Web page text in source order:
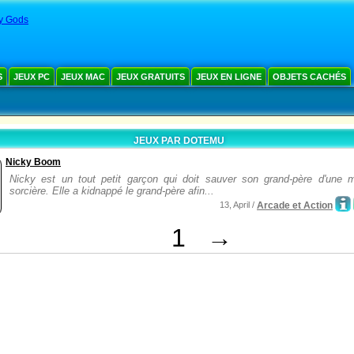
Gods
JEUX PC JEUX MAC JEUX GRATUITS JEUX EN LIGNE OBJETS CACHÉS
JEUX PAR DOTEMU
Nicky Boom
Nicky est un tout petit garçon qui doit sauver son grand-père d'une
sorcière. Elle a kidnappé le grand-père afin...
13, April / Arcade et Action
1 →